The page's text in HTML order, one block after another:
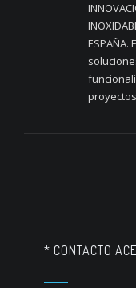
* CONTACTO